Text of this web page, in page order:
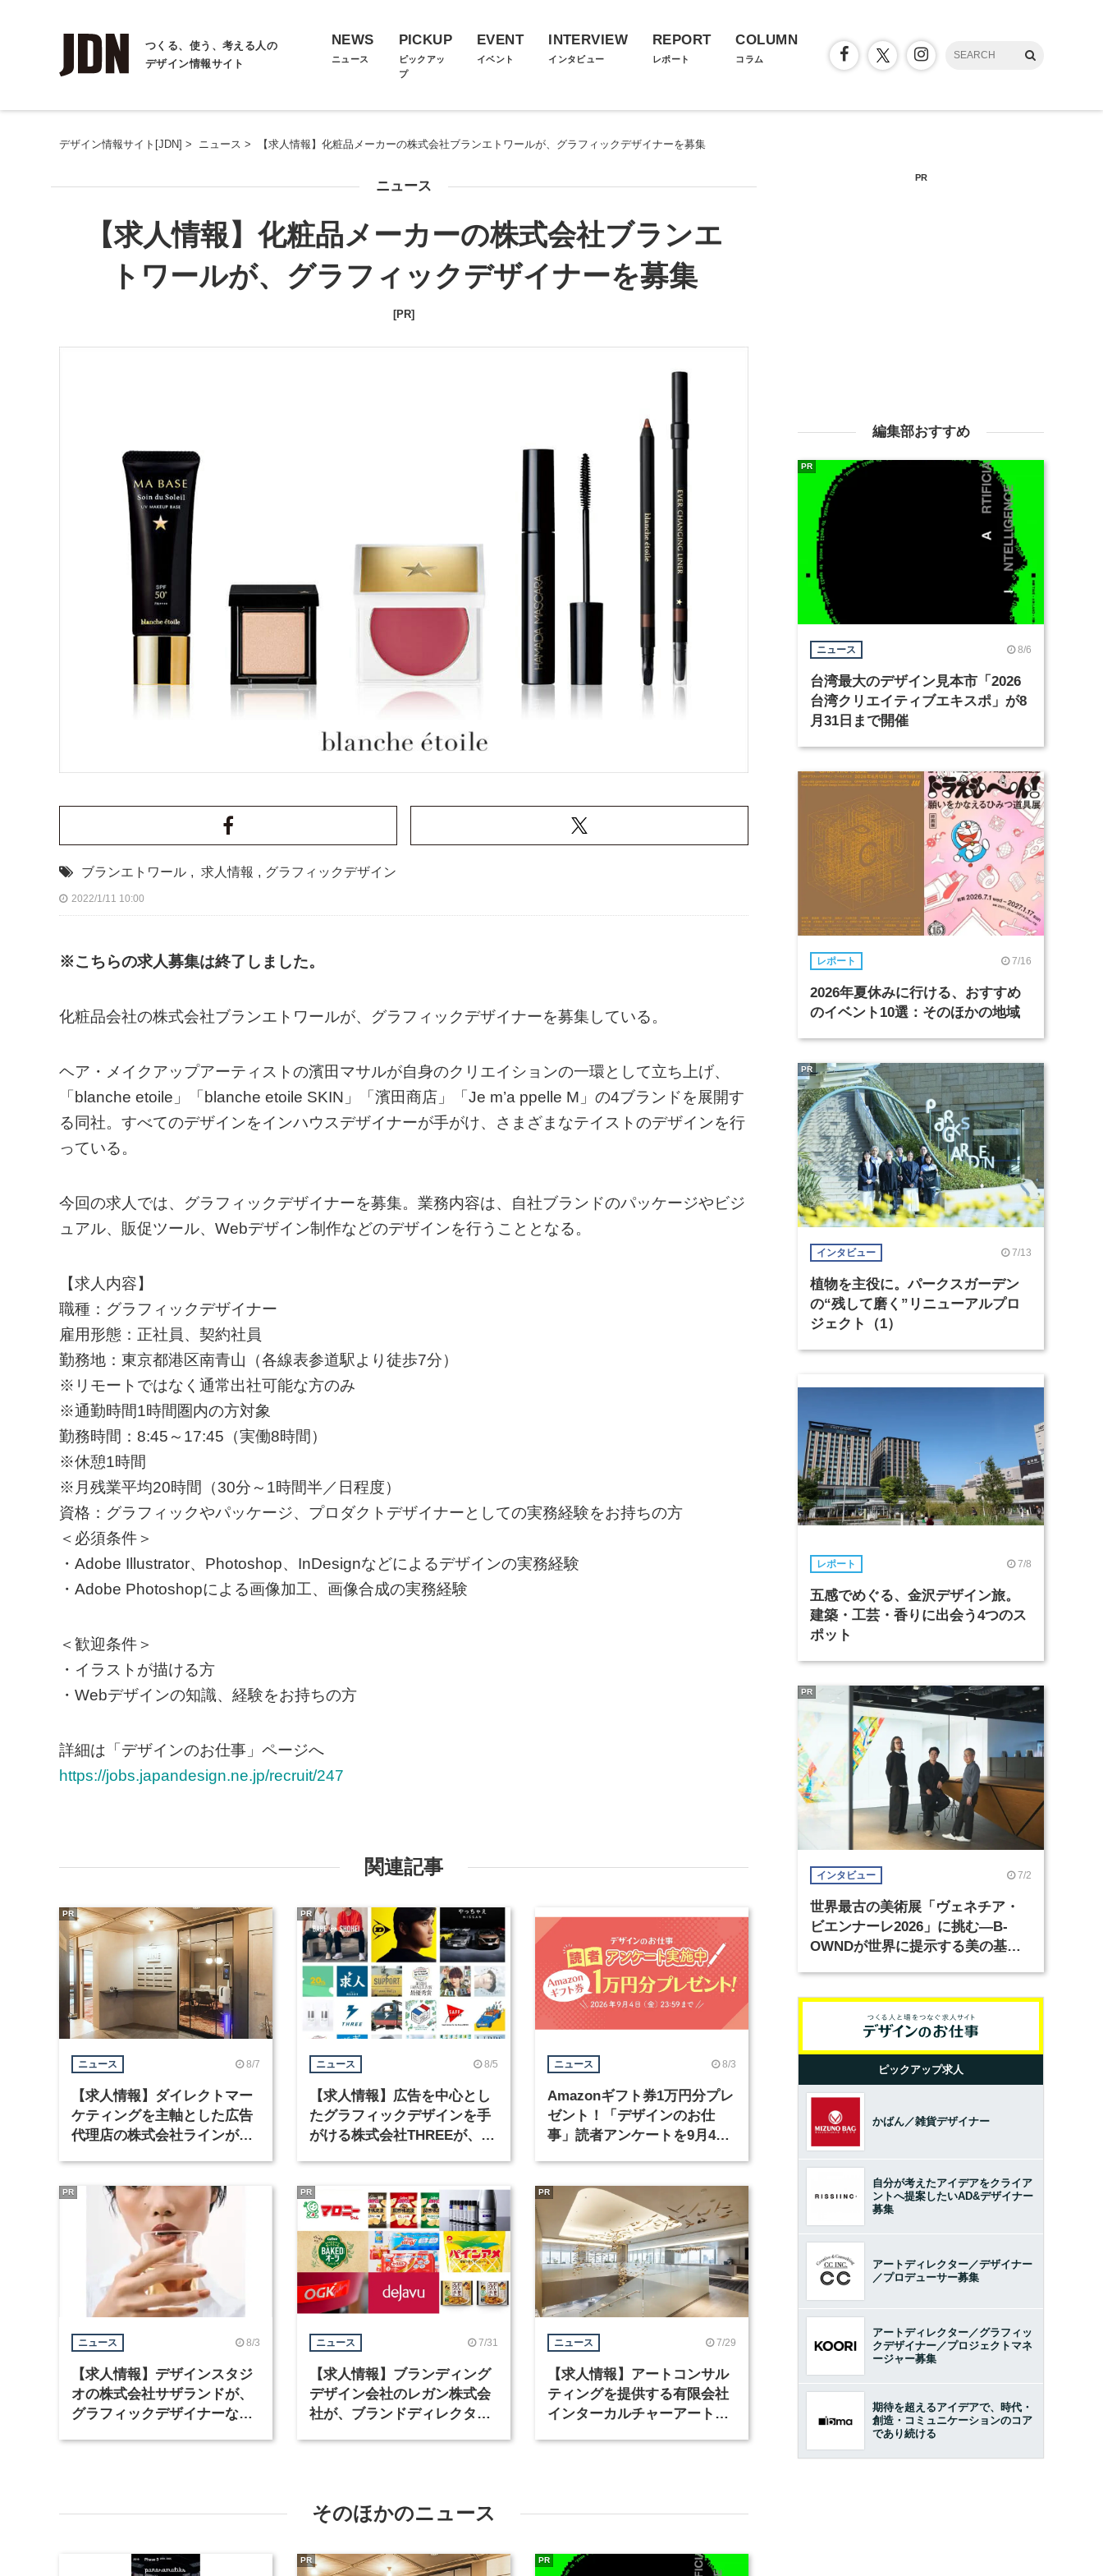
つくる、使う、考える人の
デザイン情報サイト
NEWS
ニュース
PICKUP
ピックアッ
プ
EVENT
イベント
INTERVIEW
インタビュー
REPORT
レポート
COLUMN
コラム
デザイン情報サイト[JDN] > ニュース > 【求人情報】化粧品メーカーの株式会社ブランエトワールが、グラフィックデザイナーを募集
ニュース
【求人情報】化粧品メーカーの株式会社ブランエ
トワールが、グラフィックデザイナーを募集
[PR]
ブランエトワール , 求人情報 , グラフィックデザイン
2022/1/11 10:00
※こちらの求人募集は終了しました。
化粧品会社の株式会社ブランエトワールが、グラフィックデザイナーを募集している。
ヘア・メイクアップアーティストの濱田マサルが自身のクリエイションの一環として立ち上げ、
「blanche etoile」「blanche etoile SKIN」「濱田商店」「Je m’a ppelle M」の4ブランドを展開す
る同社。すべてのデザインをインハウスデザイナーが手がけ、さまざまなテイストのデザインを行
っている。
今回の求人では、グラフィックデザイナーを募集。業務内容は、自社ブランドのパッケージやビジ
ュアル、販促ツール、Webデザイン制作などのデザインを行うこととなる。
【求人内容】
職種：グラフィックデザイナー
雇用形態：正社員、契約社員
勤務地：東京都港区南青山（各線表参道駅より徒歩7分）
※リモートではなく通常出社可能な方のみ
※通勤時間1時間圏内の方対象
勤務時間：8:45～17:45（実働8時間）
※休憩1時間
※月残業平均20時間（30分～1時間半／日程度）
資格：グラフィックやパッケージ、プロダクトデザイナーとしての実務経験をお持ちの方
＜必須条件＞
・Adobe Illustrator、Photoshop、InDesignなどによるデザインの実務経験
・Adobe Photoshopによる画像加工、画像合成の実務経験
＜歓迎条件＞
・イラストが描ける方
・Webデザインの知識、経験をお持ちの方
詳細は「デザインのお仕事」ページへ
https://jobs.japandesign.ne.jp/recruit/247
関連記事
ニュース 8/7
【求人情報】ダイレクトマー
ケティングを主軸とした広告
代理店の株式会社ラインが、
PR
ニュース 8/5
【求人情報】広告を中心とし
たグラフィックデザインを手
がける株式会社THREEが、グ
PR
ニュース 8/3
Amazonギフト券1万円分プレ
ゼント！「デザインのお仕
事」読者アンケートを9月4日
ニュース 8/3
【求人情報】デザインスタジ
オの株式会社サザランドが、
グラフィックデザイナーなど2
PR
ニュース 7/31
【求人情報】ブランディング
デザイン会社のレガン株式会
社が、ブランドディレクター
PR
ニュース 7/29
【求人情報】アートコンサル
ティングを提供する有限会社
インターカルチャーアート
PR
そのほかのニュース
PR PR
PR
編集部おすすめ
ニュース 8/6
台湾最大のデザイン見本市「2026
台湾クリエイティブエキスポ」が8
月31日まで開催
PR
レポート 7/16
2026年夏休みに行ける、おすすめ
のイベント10選：そのほかの地域
インタビュー 7/13
植物を主役に。パークスガーデン
の“残して磨く”リニューアルプロ
ジェクト（1）
PR
レポート 7/8
五感でめぐる、金沢デザイン旅。
建築・工芸・香りに出会う4つのス
ポット
インタビュー 7/2
世界最古の美術展「ヴェネチア・
ビエンナーレ2026」に挑む―B-
OWNDが世界に提示する美の基準
PR
ピックアップ求人
かばん／雑貨デザイナー
自分が考えたアイデアをクライア
ントへ提案したいAD&デザイナー
募集
アートディレクター／デザイナー
／プロデューサー募集
アートディレクター／グラフィッ
クデザイナー／プロジェクトマネ
ージャー募集
期待を超えるアイデアで、時代・
創造・コミュニケーションのコア
であり続ける